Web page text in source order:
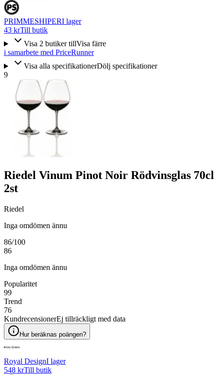
PRIMMESHIPERI lager
43 krTill butik
Visa 2 butiker tillVisa färre
i samarbete med PriceRunner
Visa alla specifikationerDölj specifikationer
9
Riedel Vinum Pinot Noir Rödvinsglas 70cl
2st
Riedel
Inga omdömen ännu
86/100
86
Inga omdömen ännu
Popularitet
99
Trend
76
KundrecensionerEj tillräckligt med data
Hur beräknas poängen?
Royal DesignI lager
548 krTill butik